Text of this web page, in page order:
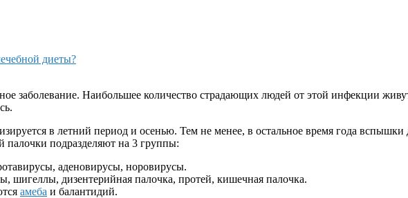
диеты?
заболевание. Наибольшее количество страдающих людей от этой инфекции
в летний период и осенью. Тем не менее, в остальное время года
палочки подразделяют на 3 группы:
аденовирусы, норовирусы.
шигеллы, дизентерийная палочка, протей, кишечная палочка.
амеба и балантидий.